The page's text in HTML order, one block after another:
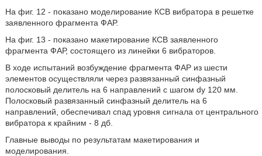
На фиг. 12 - показано моделирование КСВ вибратора в решетке
заявленного фрагмента ФАР.
На фиг. 13 - показано макетирование КСВ заявленного
фрагмента ФАР, состоящего из линейки 6 вибраторов.
В ходе испытаний возбуждение фрагмента ФАР из шести
элементов осуществляли через развязанный синфазный
полосковый делитель на 6 направлений с шагом dy 120 мм.
Полосковый развязанный синфазный делитель на 6
направлений, обеспечивал спад уровня сигнала от центрального
вибратора к крайним - 8 дб.
Главные выводы по результатам макетирования и
моделирования.